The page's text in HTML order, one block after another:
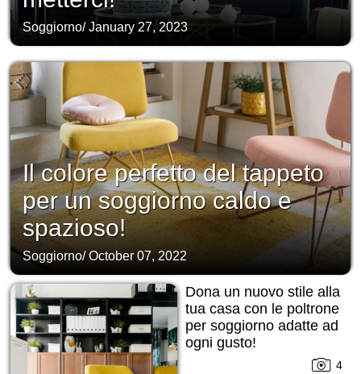
Soggiorno/January 27, 2023
Il colore perfetto del tappeto
per un soggiorno caldo e
spazioso!
Soggiorno/October 07, 2022
Dona un nuovo stile alla
tua casa con le poltrone
per soggiorno adatte ad
ogni gusto!
4